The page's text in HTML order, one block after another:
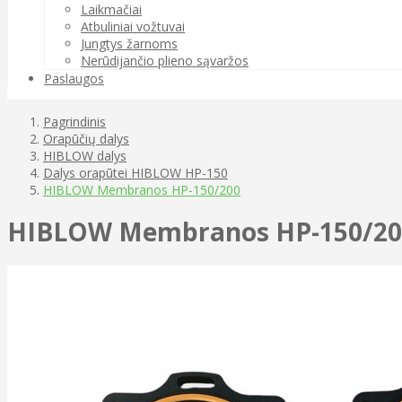
Laikmačiai
Atbuliniai vožtuvai
Jungtys žarnoms
Nerūdijančio plieno sąvaržos
Paslaugos
Pagrindinis
Orapūčių dalys
HIBLOW dalys
Dalys orapūtei HIBLOW HP-150
HIBLOW Membranos HP-150/200
HIBLOW Membranos HP-150/